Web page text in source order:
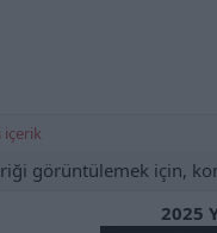
içerik
görüntülemek için,
2025